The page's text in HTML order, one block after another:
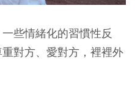
一些情緒化的習慣性反
對方、愛對方，裡裡外